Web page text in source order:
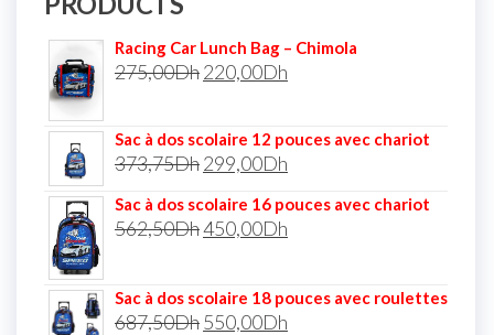
Racing Car Lunch Bag – Chimola
275,00Dh220,00Dh
Sac à dos scolaire 12 pouces avec chariot
373,75Dh299,00Dh
Sac à dos scolaire 16 pouces avec chariot
562,50Dh450,00Dh
Sac à dos scolaire 18 pouces avec roulettes
687,50Dh550,00Dh